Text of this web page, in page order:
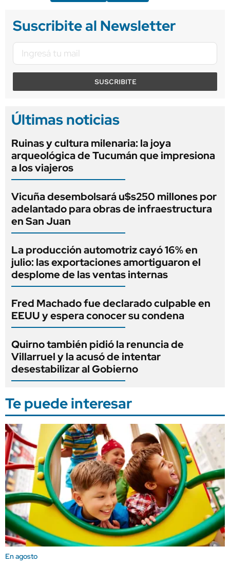
Suscribite al Newsletter
SUSCRIBITE
Últimas noticias
Ruinas y cultura milenaria: la joya
arqueológica de Tucumán que impresiona
a los viajeros
Vicuña desembolsará u$s250 millones por
adelantado para obras de infraestructura
en San Juan
La producción automotriz cayó 16% en
julio: las exportaciones amortiguaron el
desplome de las ventas internas
Fred Machado fue declarado culpable en
EEUU y espera conocer su condena
Quirno también pidió la renuncia de
Villarruel y la acusó de intentar
desestabilizar al Gobierno
Te puede interesar
En agosto